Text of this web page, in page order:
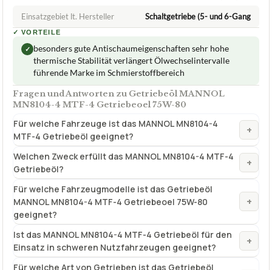
Einsatzgebiet lt. Hersteller Schaltgetriebe (5- und 6-Gang
✓ VORTEILE
✓ besonders gute Antischaumeigenschaften sehr hohe
thermische Stabilität verlängert Ölwechselintervalle
führende Marke im Schmierstoffbereich
Fragen und Antworten zu Getriebeöl MANNOL
MN8104-4 MTF-4 Getriebeoel 75W-80
Für welche Fahrzeuge ist das MANNOL MN8104-4
MTF-4 Getriebeöl geeignet?
+
Welchen Zweck erfüllt das MANNOL MN8104-4 MTF-4
Getriebeöl?
+
Für welche Fahrzeugmodelle ist das Getriebeöl
MANNOL MN8104-4 MTF-4 Getriebeoel 75W-80
geeignet?
+
Ist das MANNOL MN8104-4 MTF-4 Getriebeöl für den
Einsatz in schweren Nutzfahrzeugen geeignet?
+
Für welche Art von Getrieben ist das Getriebeöl